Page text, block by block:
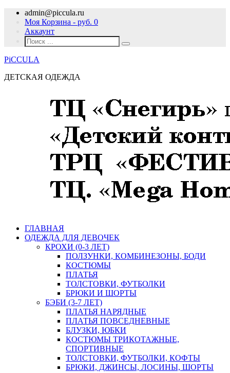
admin@piccula.ru
Моя Корзина - руб. 0
Аккаунт
PiCCULA
ДЕТСКАЯ ОДЕЖДА
ГЛАВНАЯ
ОДЕЖДА ДЛЯ ДЕВОЧЕК
КРОХИ (0-3 ЛЕТ)
ПОЛЗУНКИ, КОМБИНЕЗОНЫ, БОДИ
КОСТЮМЫ
ПЛАТЬЯ
ТОЛСТОВКИ, ФУТБОЛКИ
БРЮКИ И ШОРТЫ
БЭБИ (3-7 ЛЕТ)
ПЛАТЬЯ НАРЯДНЫЕ
ПЛАТЬЯ ПОВСЕДНЕВНЫЕ
БЛУЗКИ, ЮБКИ
КОСТЮМЫ ТРИКОТАЖНЫЕ,
СПОРТИВНЫЕ
ТОЛСТОВКИ, ФУТБОЛКИ, КОФТЫ
БРЮКИ, ДЖИНСЫ, ЛОСИНЫ, ШОРТЫ